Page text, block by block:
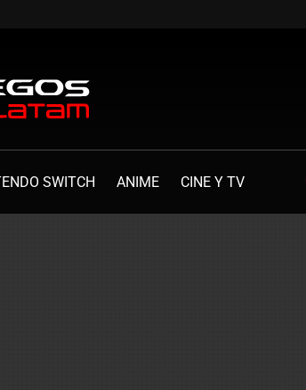
SWITCH ANIME CINE Y TV